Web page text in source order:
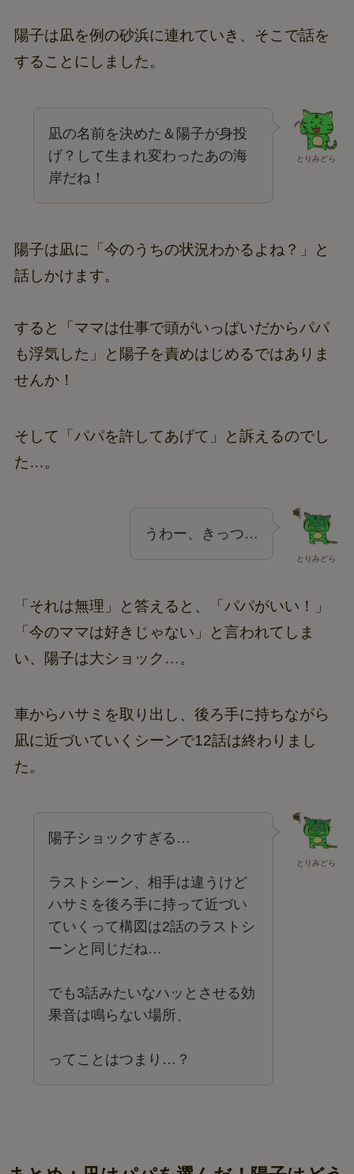
陽子は凪を例の砂浜に連れていき、そこで話を
することにしました。
とりみどら
凪の名前を決めた＆陽子が身投
げ？して生まれ変わったあの海
岸だね！
陽子は凪に「今のうちの状況わかるよね？」と
話しかけます。
すると「ママは仕事で頭がいっぱいだからパパ
も浮気した」と陽子を責めはじめるではありま
せんか！
そして「パパを許してあげて」と訴えるのでし
た…。
とりみどら
うわー、きっつ…
「それは無理」と答えると、「パパがいい！」
「今のママは好きじゃない」と言われてしま
い、陽子は大ショック…。
車からハサミを取り出し、後ろ手に持ちながら
凪に近づいていくシーンで12話は終わりまし
た。
とりみどら
陽子ショックすぎる…
ラストシーン、相手は違うけど
ハサミを後ろ手に持って近づい
ていくって構図は2話のラストシ
ーンと同じだね…
でも3話みたいなハッとさせる効
果音は鳴らない場所、
ってことはつまり…？